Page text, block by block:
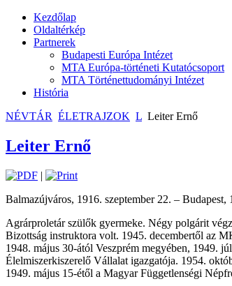
Kezdőlap
Oldaltérkép
Partnerek
Budapesti Európa Intézet
MTA Európa-történeti Kutatócsoport
MTA Történettudományi Intézet
História
NÉVTÁR ÉLETRAJZOK L Leiter Ernő
Leiter Ernő
|
Balmazújváros, 1916. szeptember 22. – Budapest,
Agrárproletár szülők gyermeke. Négy polgárit
Bizottság instruktora volt. 1945. decembertől az
1948. május 30-ától Veszprém megyében, 1949.
Élelmiszerkiszerelő Vállalat igazgatója. 1954.
1949. május 15-étől a Magyar Függetlenségi